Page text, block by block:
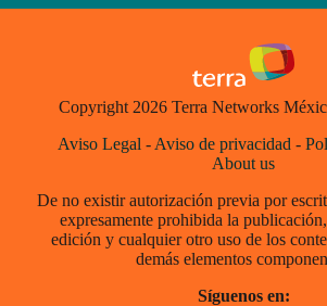
Copyright 2026 Terra Networks
Aviso Legal - Aviso de privacidad -
About us
De no existir autorización previa por
expresamente prohibida la
edición y cualquier otro uso de los
demás elementos
Síguenos en: